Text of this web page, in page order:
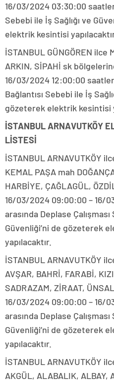
16/03/2024 03:30:00
Sebebi ile İş Sağlığı ve
elektrik kesintisi
İSTANBUL GÜNGÖREN ilce
ARKIN, SİPAHİ sk
16/03/2024 12:00:00
Bağlantısı Sebebi ile İş
gözeterek elektrik kesintisi
İSTANBUL ARNAVUTKÖY
LİSTESİ
İSTANBUL ARNAVUTKÖY
KEMAL PAŞA mah
HARBİYE, ÇAĞLAGÜL,
16/03/2024 09:00:00 – 16/
arasında Deplase
Güvenliği’ni de gözeterek
yapılacaktır.
İSTANBUL ARNAVUTKÖY
AVŞAR, BAHRİ, FARABİ,
SADRAZAM, ZİRAAT,
16/03/2024 09:00:00 – 16/
arasında Deplase
Güvenliği’ni de gözeterek
yapılacaktır.
İSTANBUL ARNAVUTKÖY
AKGÜL, ALABALIK, ALBAY,